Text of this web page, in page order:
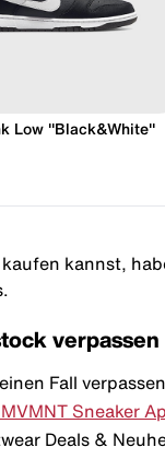
Low "Black&White"
kaufen kannst,
verpassen
Fall
MVMNT Sneaker
Deals &